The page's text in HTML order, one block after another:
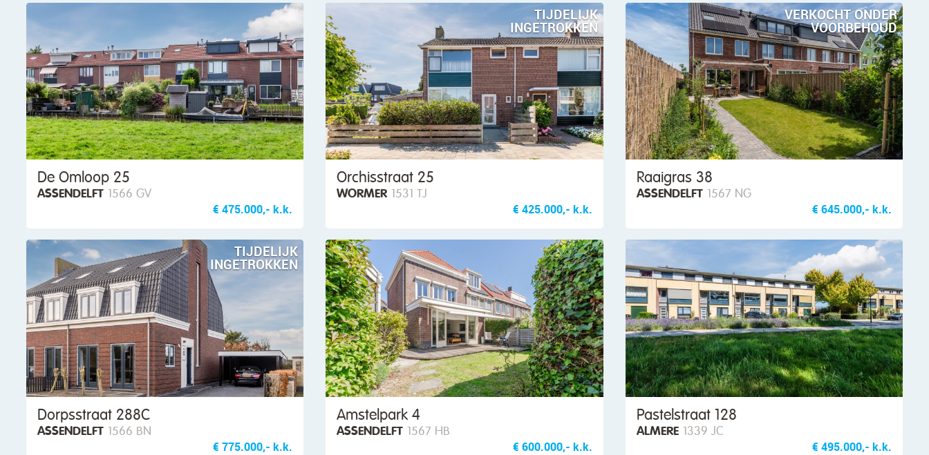
De Omloop 25
ASSENDELFT 1566 GV
€ 475.000,- k.k.
TIJDELIJK
INGETROKKEN
Orchisstraat 25
WORMER 1531 TJ
€ 425.000,- k.k.
VERKOCHT ONDER
VOORBEHOUD
Raaigras 38
ASSENDELFT 1567 NG
€ 645.000,- k.k.
TIJDELIJK
INGETROKKEN
Dorpsstraat 288C
ASSENDELFT 1566 BN
€ 775.000,- k.k.
Amstelpark 4
ASSENDELFT 1567 HB
€ 600.000,- k.k.
Pastelstraat 128
ALMERE 1339 JC
€ 495.000,- k.k.